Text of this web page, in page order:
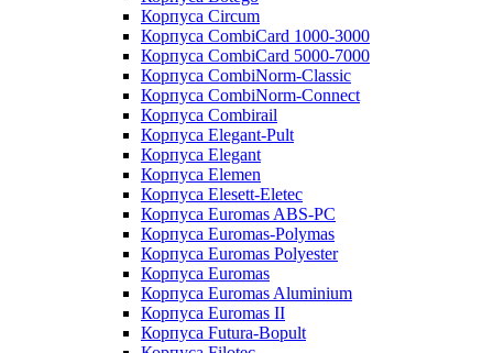
Корпуса Circum
Корпуса CombiCard 1000-3000
Корпуса CombiCard 5000-7000
Корпуса CombiNorm-Classic
Корпуса CombiNorm-Connect
Корпуса Combirail
Корпуса Elegant-Pult
Корпуса Elegant
Корпуса Elemen
Корпуса Elesett-Eletec
Корпуса Euromas ABS-PC
Корпуса Euromas-Polymas
Корпуса Euromas Polyester
Корпуса Euromas
Корпуса Euromas Aluminium
Корпуса Euromas II
Корпуса Futura-Bopult